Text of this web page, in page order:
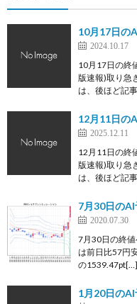
10月17日の
2024.10.17
10月17日の終
版速報)取り急
は、後ほど記
12月11日の
2025.12.11
12月11日の終
版速報)取り急
は、後ほど記
7月30日のAI
2020.07.30
7月30日の終
は前日比57円
の1539.47pt[…]
1月20日の